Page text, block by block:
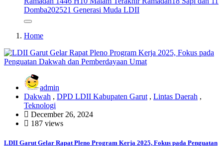
Domba202521 Generasi Muda LDII
Home
admin
Dakwah , DPD LDII Kabupaten Garut , Lintas Daerah ,
Teknologi
December 26, 2024
187 views
LDII Garut Gelar Rapat Pleno Program Kerja 2025, Fokus pada Penguatan